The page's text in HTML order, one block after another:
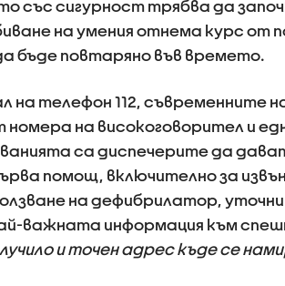
със сигурност трябва да
на умения отнема курс от
бъде повтаряно във времето.
на телефон 112, съвременните
на високоговорител и
са диспечерите да
помощ, включително за
на дефибрилатор,
важната информация към
и точен адрес къде се